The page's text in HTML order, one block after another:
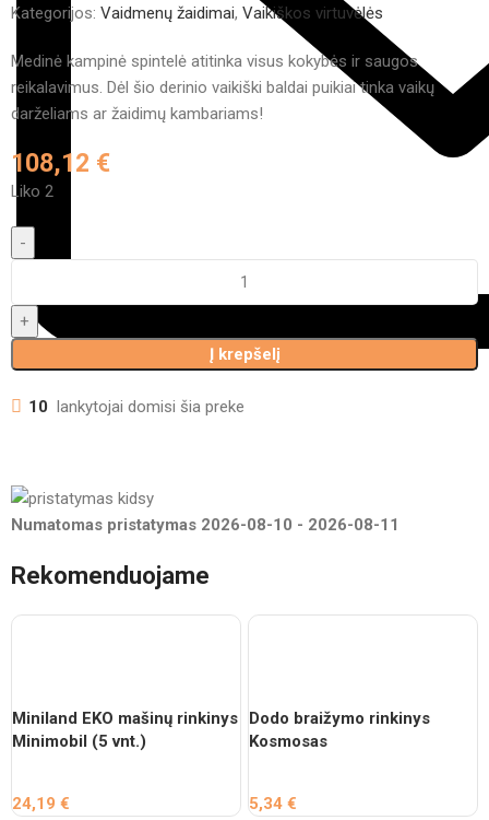
Kategorijos: Vaidmenų žaidimai, Vaikiškos virtuvėlės
Medinė kampinė spintelė atitinka visus kokybės ir saugos
reikalavimus. Dėl šio derinio vaikiški baldai puikiai tinka vaikų
darželiams ar žaidimų kambariams!
108,12 €
Liko 2
Į krepšelį
10 lankytojai domisi šia preke
Numatomas pristatymas 2026-08-10 - 2026-08-11
Rekomenduojame
Miniland EKO mašinų rinkinys
Minimobil (5 vnt.)
24,19€
Dodo braižymo rinkinys
Kosmosas
5,34 €